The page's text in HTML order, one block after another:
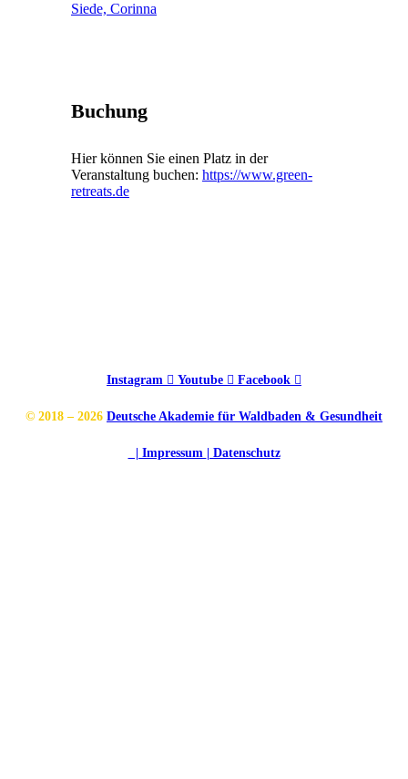
Siede, Corinna
Buchung
Hier können Sie einen Platz in der
Veranstaltung buchen: https://www.green-
retreats.de
Instagram Youtube Facebook
© 2018 – 2026 Deutsche Akademie für Waldbaden & Gesundheit
| Impressum | Datenschutz